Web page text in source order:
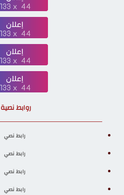
روابط نصية
رابط نصي
رابط نصي
رابط نصي
رابط نصي